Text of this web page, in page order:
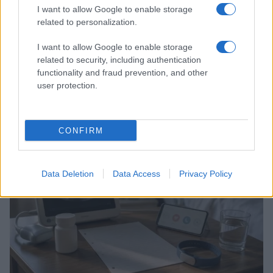
I want to allow Google to enable storage
related to personalization.
I want to allow Google to enable storage
related to security, including authentication
functionality and fraud prevention, and other
user protection.
CONFIRM
Data Deletion Data Access Privacy Policy
Guida al caldo per gravidanza e infanzia: prevenire
disidratazione e colpi di calore
MATERNITÀ E GRAVIDANZA